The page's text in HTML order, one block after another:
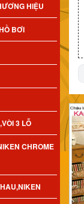
HIỆU
BƠI
3 LỖ
CHROME